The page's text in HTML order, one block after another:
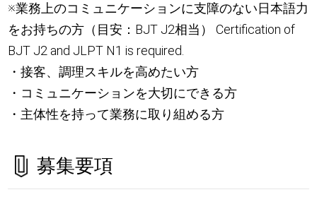
※業務上のコミュニケーションに支障のない日本語力
をお持ちの方（目安：BJT J2相当） Certification of
BJT J2 and JLPT N1 is required.
・接客、調理スキルを高めたい方
・コミュニケーションを大切にできる方
・主体性を持って業務に取り組める方
募集要項